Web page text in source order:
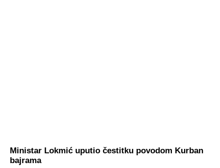
Ministar Lokmić uputio čestitku povodom Kurban
bajrama